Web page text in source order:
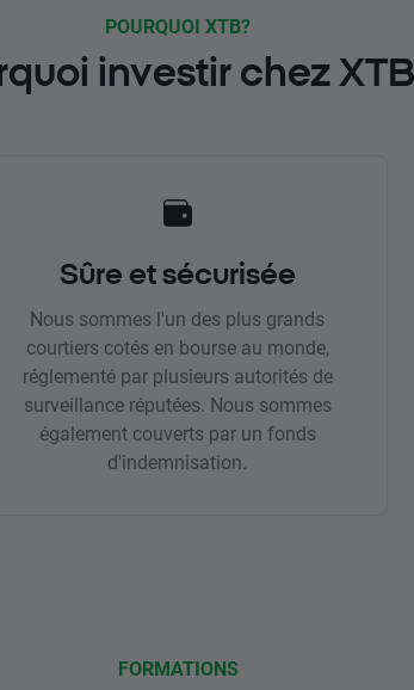
POURQUOI XTB?
investir chez
Sûre et sécurisée
Nous sommes l'un des plus grands
courtiers cotés en bourse au monde,
réglementé par plusieurs autorités de
surveillance réputées. Nous sommes
également couverts par un fonds
d'indemnisation.
FORMATIONS